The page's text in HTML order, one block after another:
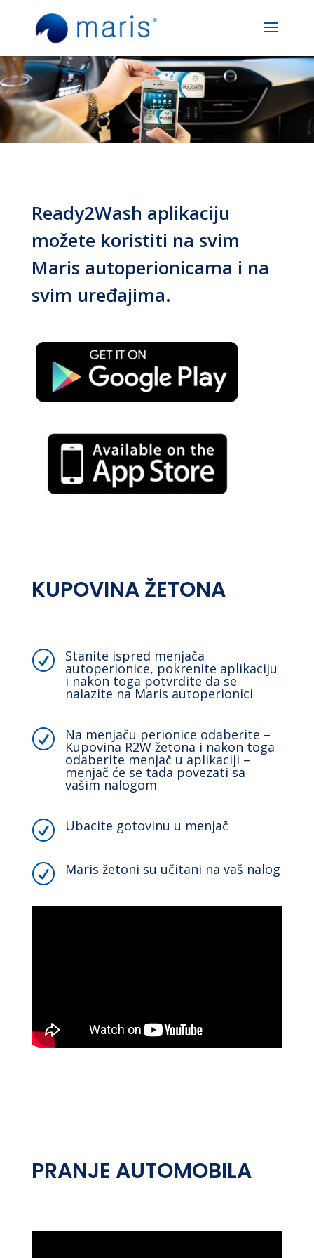
Ready2Wash aplikaciju
možete koristiti na svim
Maris autoperionicama i na
svim uređajima.
KUPOVINA ŽETONA
R Stanite ispred menjača
autoperionice, pokrenite aplikaciju
i nakon toga potvrdite da se
nalazite na Maris autoperionici
R Na menjaču perionice odaberite –
Kupovina R2W žetona i nakon toga
odaberite menjač u aplikaciji –
menjač će se tada povezati sa
vašim nalogom
R Ubacite gotovinu u menjač
R Maris žetoni su učitani na vaš nalog
PRANJE AUTOMOBILA